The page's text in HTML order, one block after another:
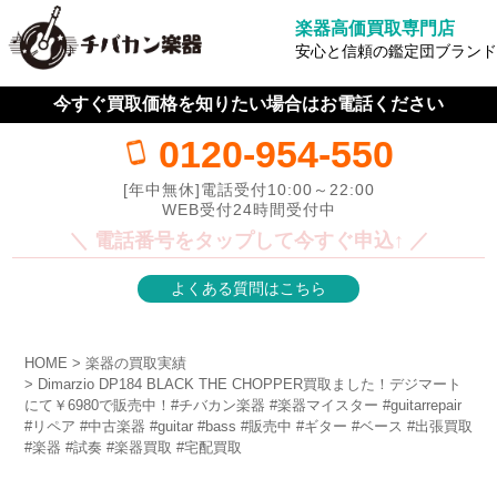
楽器高価買取専門店
安心と信頼の鑑定団ブランド
今すぐ買取価格を知りたい場合はお電話ください
0120-954-550
[年中無休]電話受付10:00～22:00
WEB受付24時間受付中
＼ 電話番号をタップして今すぐ申込↑ ／
よくある質問はこちら
HOME
楽器の買取実績
Dimarzio DP184 BLACK THE CHOPPER買取ました！デジマート
にて￥6980で販売中！#チバカン楽器 #楽器マイスター #guitarrepair
#リペア #中古楽器 #guitar #bass #販売中 #ギター #ベース #出張買取
#楽器 #試奏 #楽器買取 #宅配買取